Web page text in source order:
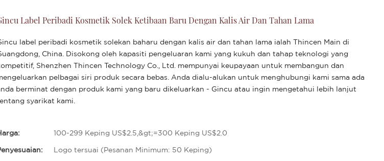
Label Peribadi Kosmetik Solek Ketibaan Baru Dengan Kalis Air Dan Tahan Lama
label peribadi kosmetik solekan baharu dengan kalis air dan tahan lama ialah Thincen Main di
China. Disokong oleh kapasiti pengeluaran kami yang kukuh dan tahap teknologi yang
Shenzhen Thincen Technology Co., Ltd. mempunyai keupayaan untuk membangun dan
pelbagai siri produk secara bebas. Anda dialu-alukan untuk menghubungi kami sama ada
berminat dengan produk kami yang baru dikeluarkan - Gincu atau ingin mengetahui lebih lanjut
syarikat kami.
100-299 Keping US$2.5,&gt;=300 Keping US$2.0
Logo tersuai (Pesanan Minimum: 50 Keping)